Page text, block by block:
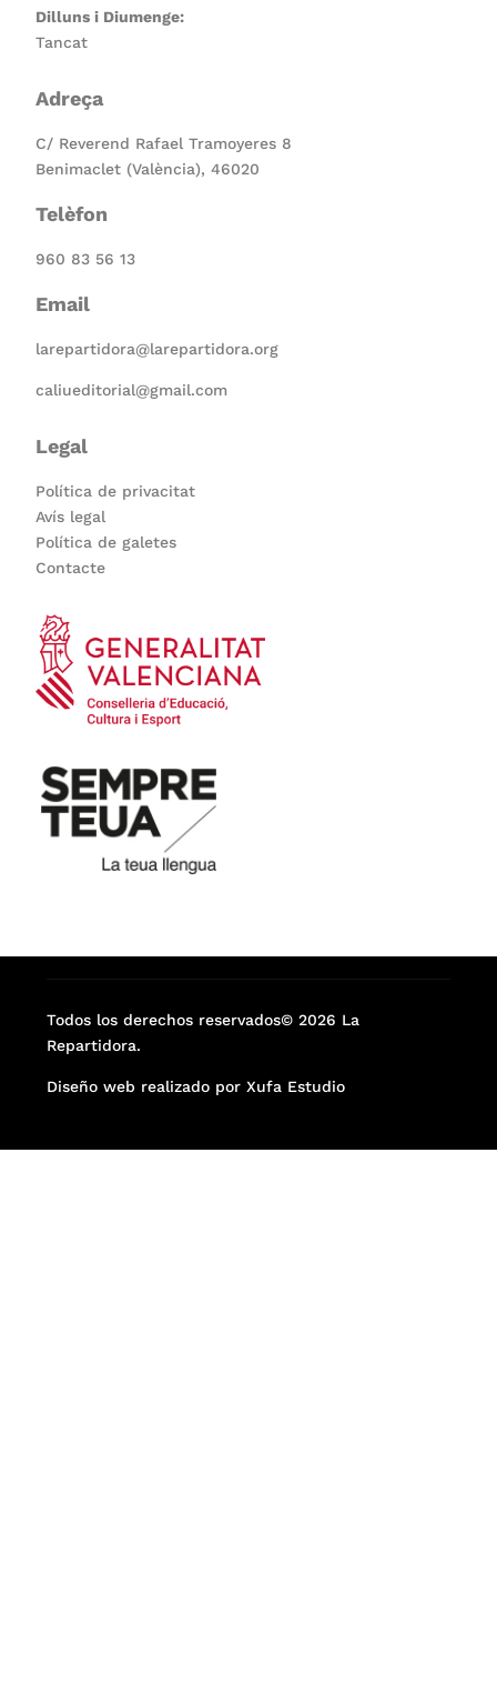
Dilluns i Diumenge:
Tancat
Adreça
C/ Reverend Rafael Tramoyeres 8
Benimaclet (València), 46020
Telèfon
960 83 56 13
Email
larepartidora@larepartidora.org
caliueditorial@gmail.com
Legal
Política de privacitat
Avís legal
Política de galetes
Contacte
Todos los derechos reservados© 2026 La
Repartidora.
Diseño web realizado por Xufa Estudio